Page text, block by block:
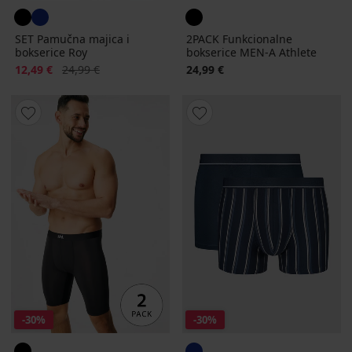
SET Pamučna majica i
bokserice Roy
Popust
12,49 € Prvobitna cijena
24,99 €
2PACK Funkcionalne
bokserice MEN-A Athlete
24,99 €
-30% -30%